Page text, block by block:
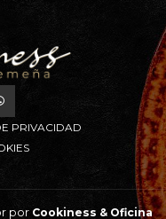
PRIVACIDAD
por Cookiness & Oficina